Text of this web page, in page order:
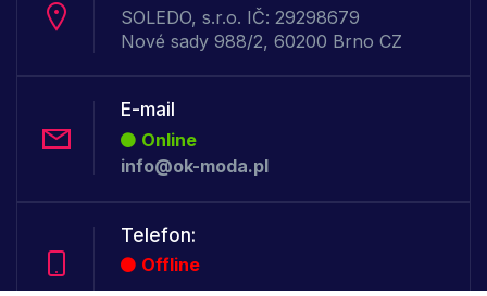
SOLEDO, s.r.o. IČ: 29298679
Nové sady 988/2, 60200 Brno CZ
E-mail
Online
info@ok-moda.pl
Telefon:
Offline